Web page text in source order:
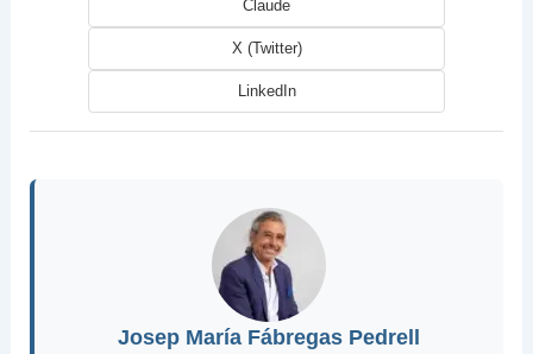
Claude
X (Twitter)
LinkedIn
Josep María Fábregas Pedrell